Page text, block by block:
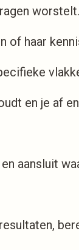
worstelt.
of haar
en je af
aansluit